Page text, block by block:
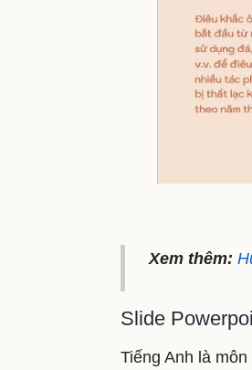
Xem thêm:
Slide
Tiếng Anh là